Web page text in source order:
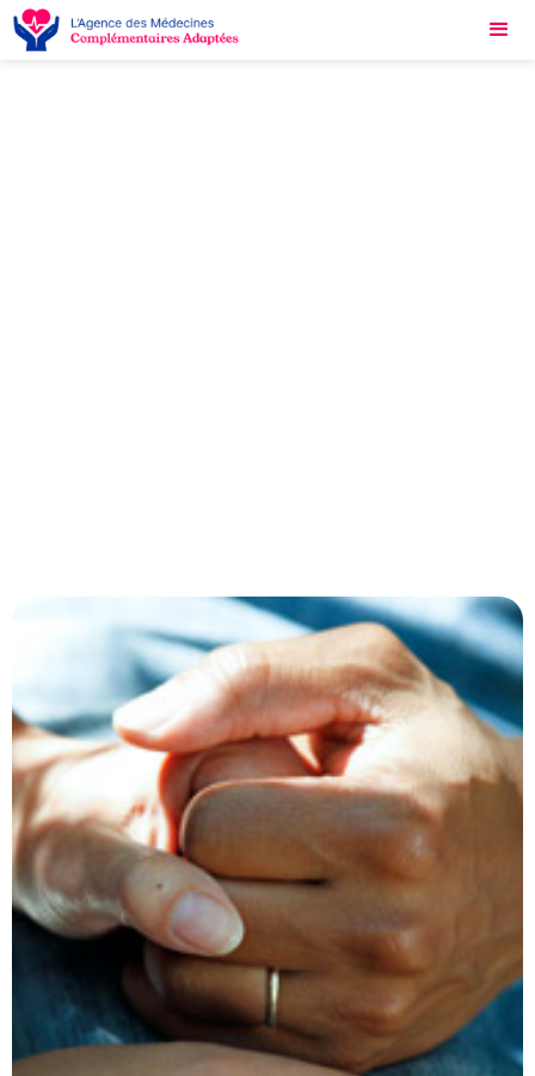
LA RÉFLEXOLOGIE, UNE
PRATIQUE ADAPTÉE POUR LES
PERSONNES TOUCHÉES PAR
UN CANCER
La réflexologie s'adresse à tous, y compris à
des personnes touchées par la maladie
comme le cancer, et ce, dans une démarche
complémentaire à la médecine, notamment
pour contribuer à la qualité de vie des
personnes. Elle vise à réduire le stress, à
soutenir la gestion émotionnelle et à agir sur
les effets secondaires des traitements en